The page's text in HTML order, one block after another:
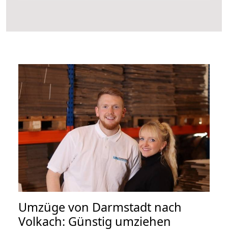
Umzüge von Darmstadt nach
Volkach: Günstig umziehen